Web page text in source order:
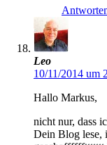
Leo
10/11/2014 um
Hallo Markus,
nicht nur, dass
Dein Blog lese,